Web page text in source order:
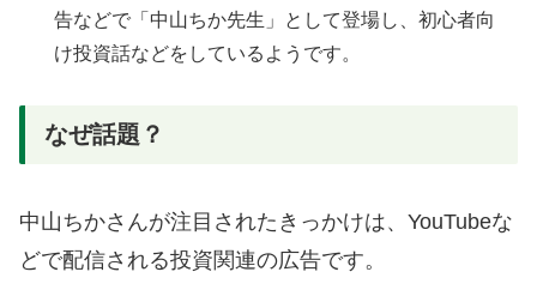
告などで「中山ちか先生」として登場し、初心者向
け投資話などをしているようです。
なぜ話題？
中山ちかさんが注目されたきっかけは、YouTubeな
どで配信される投資関連の広告です。